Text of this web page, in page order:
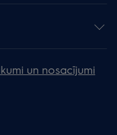
un nosacījumi